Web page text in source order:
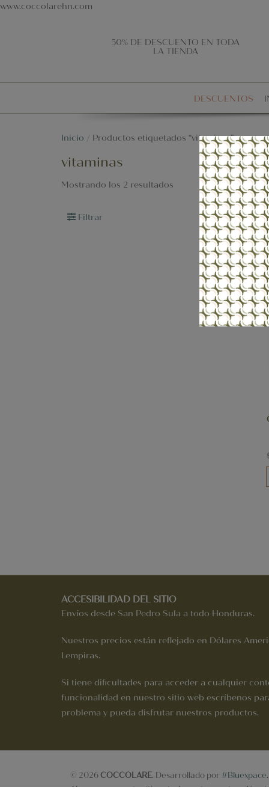
www.coccolarehn.com
50% DE DESCUENTO EN TODA
LA TIENDA
DESCUENTOS
Inicio / Productos etiquetados “vitaminas”
vitaminas
Mostrando los 2 resultados
Filtrar
ACCESIBILIDAD DEL SITIO
Envíos desde San Pedro Sula a todo Honduras.
Nuestros precios están reflejado en Dólares
Lempiras.
Si tiene dificultades para acceder a cualquier
funcionalidad en nuestro sitio web escríbenos
problema y pueda disfrutar nuestros productos.
© 2026COCCOLARE. Desarrollado por #Bluexpace.
Al navegar en este sitio usted acepta nuestros